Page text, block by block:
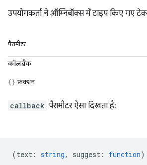
उपयोगकर्ता ने ऑम्निबॉक्स में टाइप किए गए
पैरामीटर
कॉलबैक
फ़ंक्शन
callback पैरामीटर ऐसा दिखता है:
(text : string, suggest : function)